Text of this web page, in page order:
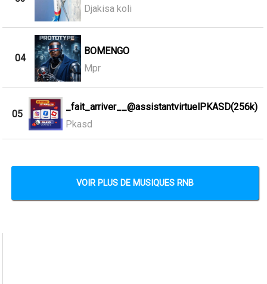
Djakisa koli
04
BOMENGO
Mpr
05
_fait_arriver__@assistantvirtuelPKASD(256k)
Pkasd
VOIR PLUS DE MUSIQUES RNB